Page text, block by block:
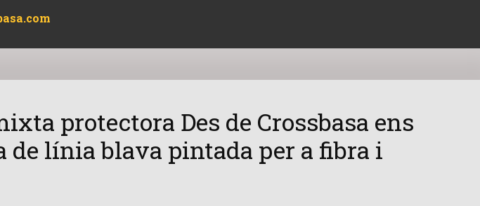
protectora Des de Crossbasa ens
línia blava pintada per a fibra i